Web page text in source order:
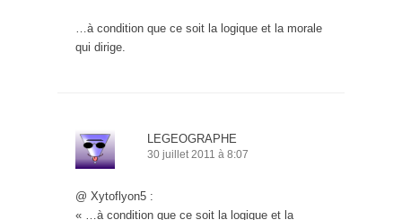
…à condition que ce soit la logique et la morale
qui dirige.
LEGEOGRAPHE
30 juillet 2011 à 8:07
@ Xytoflyon5 :
« …à condition que ce soit la logique et la